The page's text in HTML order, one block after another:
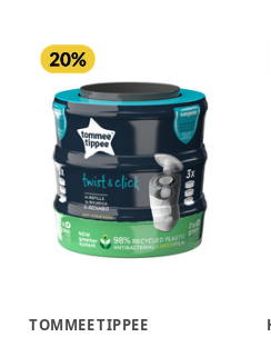
TOMMEE TIPPEE